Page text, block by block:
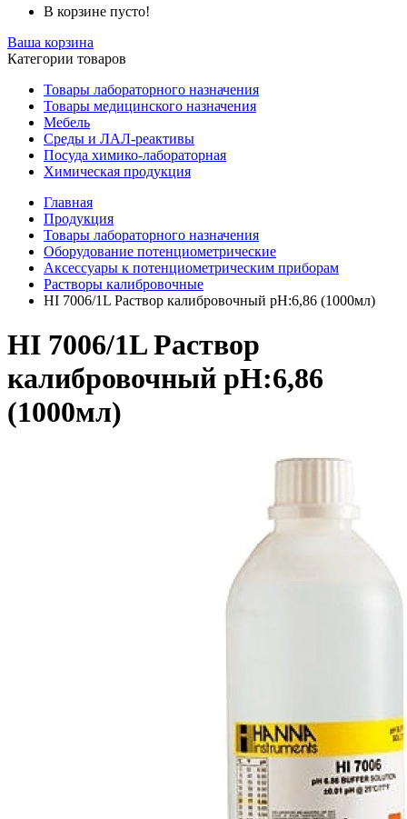
В корзине пусто!
Ваша корзина
Категории товаров
Товары лабораторного назначения
Товары медицинского назначения
Мебель
Среды и ЛАЛ-реактивы
Посуда химико-лабораторная
Химическая продукция
Главная
Продукция
Товары лабораторного назначения
Оборудование потенциометрические
Аксессуары к потенциометрическим приборам
Растворы калибровочные
HI 7006/1L Раствор калибровочный рН:6,86 (1000мл)
HI 7006/1L Раствор
калибровочный рН:6,86
(1000мл)